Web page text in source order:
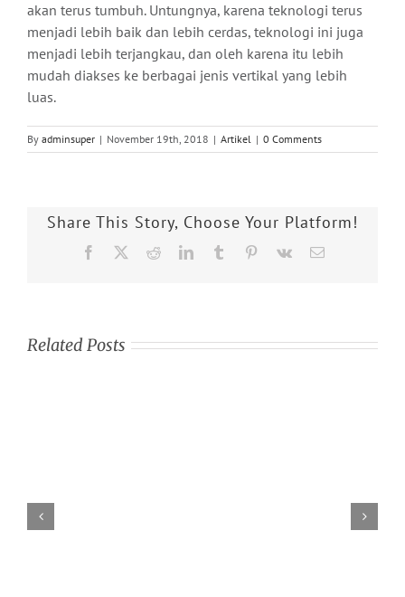
akan terus tumbuh. Untungnya, karena teknologi terus
menjadi lebih baik dan lebih cerdas, teknologi ini juga
menjadi lebih terjangkau, dan oleh karena itu lebih
mudah diakses ke berbagai jenis vertikal yang lebih
luas.
By adminsuper | November 19th, 2018 | Artikel | 0 Comments
Share This Story, Choose Your Platform!
Facebook RedditLinkedInTumblr Pinterest
Vk Email
Related Posts